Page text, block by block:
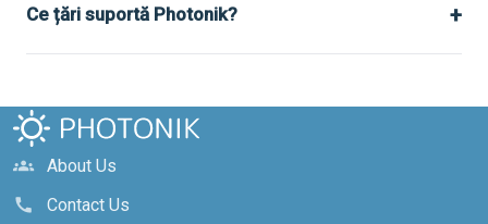
Ce țări suportă Photonik? +
groups
About Us
call
Contact Us